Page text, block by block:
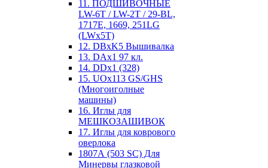
11. ПОДШИВОЧНЫЕ
LW-6T / LW-2T / 29-BL,
1717E, 1669, 251LG
(LWx5T)
12. DBxK5 Вышивалка
13. DAx1 97 кл.
14. DDx1 (328)
15. UOx113 GS/GHS
(Многоиголные
машины)
16. Иглы для
МЕШКОЗАШИВОК
17. Иглы для коврового
оверлока
1807А (503 SC) Для
Минервы глазковой